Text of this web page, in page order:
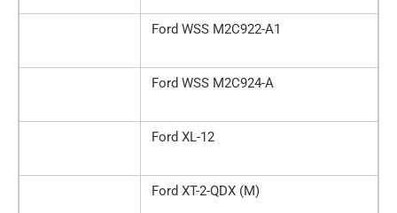
Ford WSS M2C922-A1
Ford WSS M2C924-A
Ford XL-12
Ford XT-2-QDX (M)